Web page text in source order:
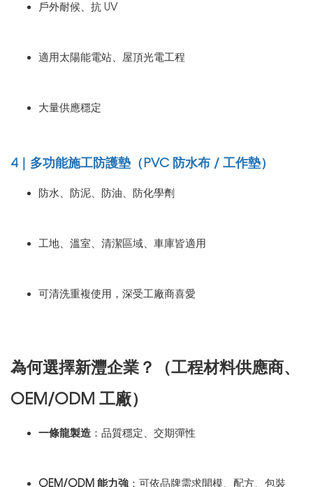
戶外耐候、抗 UV
適用太陽能電站、屋頂光電工程
大量供應穩定
4｜多功能施工防護墊（PVC 防水布 / 工作墊）
防水、防泥、防油、防化學劑
工地、溫室、清潔區域、車庫皆適用
可清洗重複使用，深受工廠商喜愛
為何選擇新灃企業？（工程材料供應商、
OEM/ODM 工廠）
一條龍製造 ：品質穩定、交期彈性
OEM/ODM 能力強 ：可依品牌需求開模、配方、包裝